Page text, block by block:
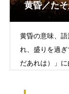
黄昏／た
黄昏の意味、
れ、盛りを過
だあれは）」に